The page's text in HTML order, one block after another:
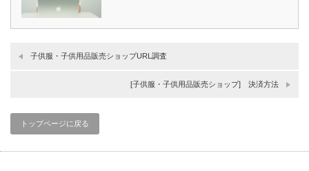
子供服・子供用品販売ショップURL調査
[子供服・子供用品販売ショップ] 決済方法
トップページに戻る